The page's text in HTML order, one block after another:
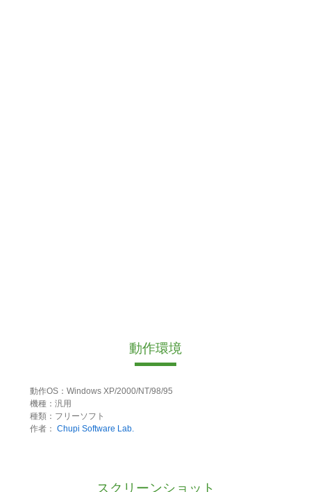
動作環境
動作OS：Windows XP/2000/NT/98/95
機種：汎用
種類：フリーソフト
作者： Chupi Software Lab.
スクリーンショット